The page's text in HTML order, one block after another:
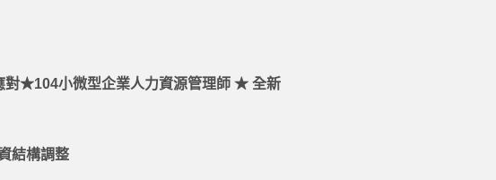
對★104小微型企業人力資源管理師​ ★ 全新
結構調整